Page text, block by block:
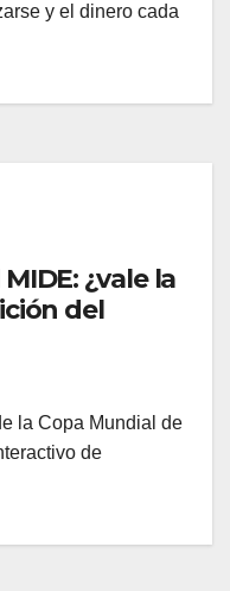
y el dinero cada
¿vale la
del
la Copa Mundial de
de